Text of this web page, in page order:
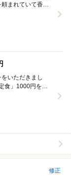
いただきまし
食」1000円を注
修正